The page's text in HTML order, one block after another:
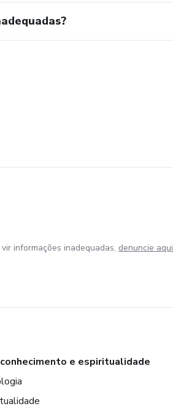
informações inadequadas, denuncie aqui
e espiritualidade